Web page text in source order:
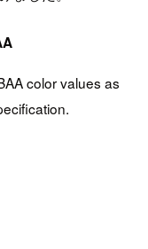
color values as